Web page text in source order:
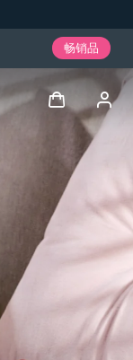
畅销品
登录
用户信息
我的设备
我的订单
我的地址
中文